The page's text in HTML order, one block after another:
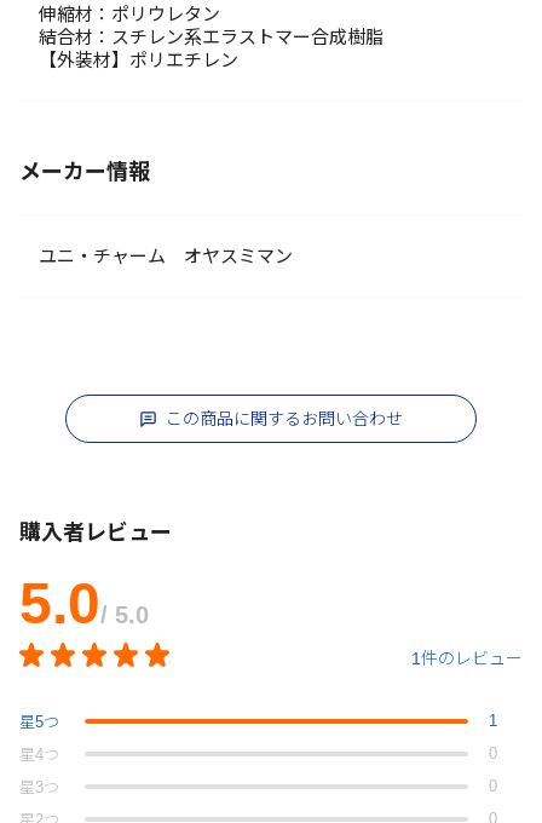
伸縮材：ポリウレタン
結合材：スチレン系エラストマー合成樹脂
【外装材】ポリエチレン
メーカー情報
ユニ・チャーム オヤスミマン
この商品に関するお問い合わせ
購入者レビュー
5.0/ 5.0
1件のレビュー
星5つ
1
星4つ
0
星 3つ
0
0